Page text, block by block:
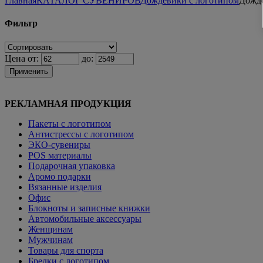
Фильтр
Цена от: до:
Применить
РЕКЛАМНАЯ ПРОДУКЦИЯ
Пакеты с логотипом
Антистрессы с логотипом
ЭКО-сувениры
POS материалы
Подарочная упаковка
Аромо подарки
Вязанные изделия
Офис
Блокноты и записные книжки
Автомобильные аксессуары
Женщинам
Мужчинам
Товары для спорта
Брелки с логотипом